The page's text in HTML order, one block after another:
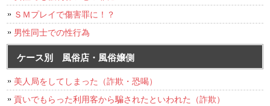
ＳＭプレイで傷害罪に！？
男性同士での性行為
ケース別 風俗店・風俗嬢側
美人局をしてしまった（詐欺・恐喝）
貢いでもらった利用客から騙されたといわれた（詐欺）